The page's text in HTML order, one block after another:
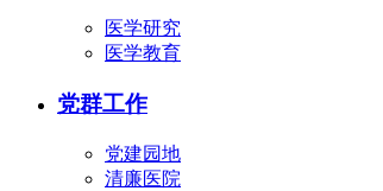
医学研究
医学教育
党群工作
党建园地
清廉医院